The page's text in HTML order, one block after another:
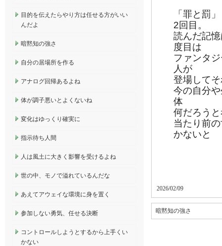
「罪と罰
2回目。
読んだ記
度目は
ファンタ
人が
登場して
今の自分
体
何だろう
当たり前
かないと
2026/02/09
暗黙知の強さ
目的を伝えたらやり方は任せる方がいい
んだよ
暗黙知の強さ
自分の居場所を作る
アナログ回帰あるよね
体が調子悪いとよくないね
変化はゆっくり確実に
指示待ち人間
人は風土に大きく影響を受けるよね
世の中、モノで溢れているんだな
あえてアウェイな環境に身を置く
参加しない勇気、任せる決断
コントロールしようとするから上手くい
かない